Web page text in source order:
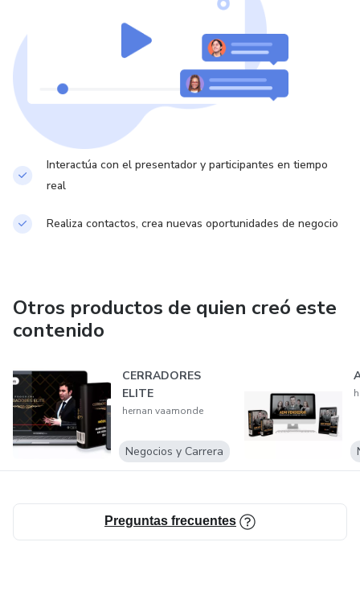
Interactúa con el presentador y participantes en tiempo
real
Realiza contactos, crea nuevas oportunidades de negocio
Otros productos de quien creó este
contenido
CERRADORES
ELITE
hernan vaamonde
Negocios y Carrera
Preguntas frecuentes